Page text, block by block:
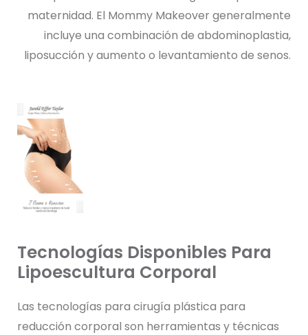
maternidad. El Mommy Makeover generalmente
incluye una combinación de abdominoplastia,
liposucción y aumento o levantamiento de senos.
Tecnologías Disponibles Para
Lipoescultura Corporal
Las tecnologías para cirugía plástica para
reducción corporal son herramientas y técnicas